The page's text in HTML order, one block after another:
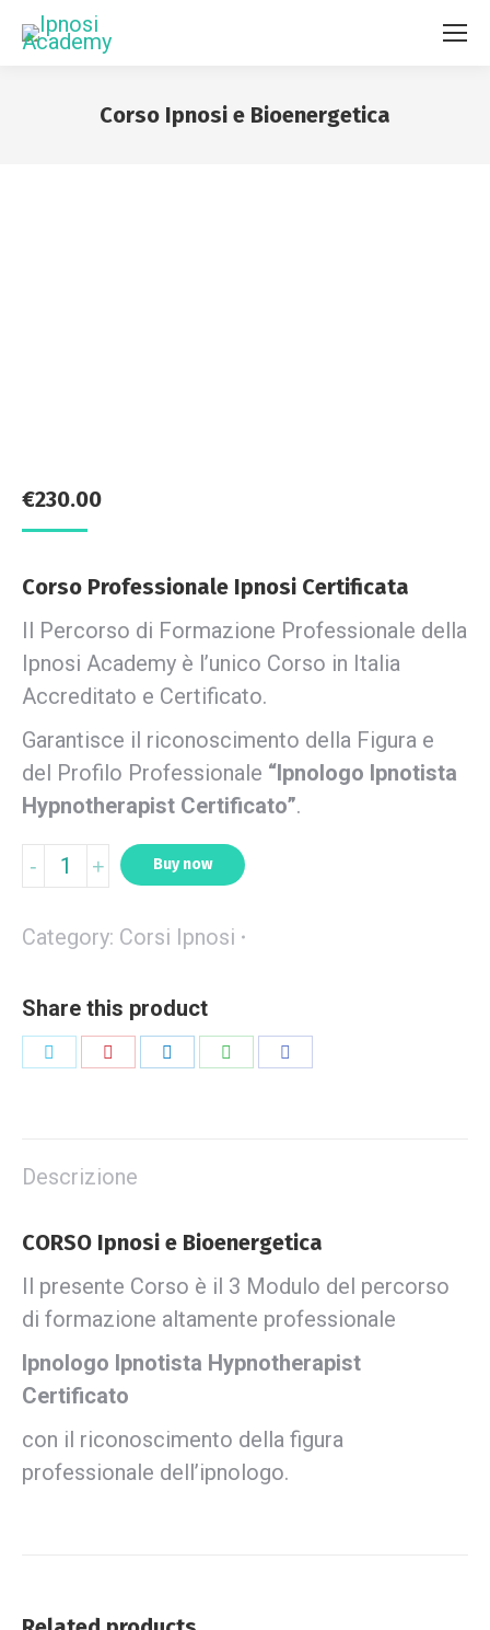
Corso Ipnosi e Bioenergetica
€230.00
Corso Professionale Ipnosi Certificata
Il Percorso di Formazione Professionale della
Ipnosi Academy è l’unico Corso in Italia
Accreditato e Certificato.
Garantisce il riconoscimento della Figura e
del Profilo Professionale “Ipnologo Ipnotista
Hypnotherapist Certificato”.
Buy now
Category: Corsi Ipnosi
Share this product
Descrizione
CORSO Ipnosi e Bioenergetica
Il presente Corso è il 3 Modulo del percorso
di formazione altamente professionale
Ipnologo Ipnotista Hypnotherapist
Certificato
con il riconoscimento della figura
professionale dell’ipnologo.